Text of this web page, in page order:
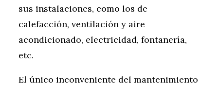
sus instalaciones, como los de
calefacción, ventilación y aire
acondicionado, electricidad, fontanería,
etc.
El único inconveniente del mantenimiento